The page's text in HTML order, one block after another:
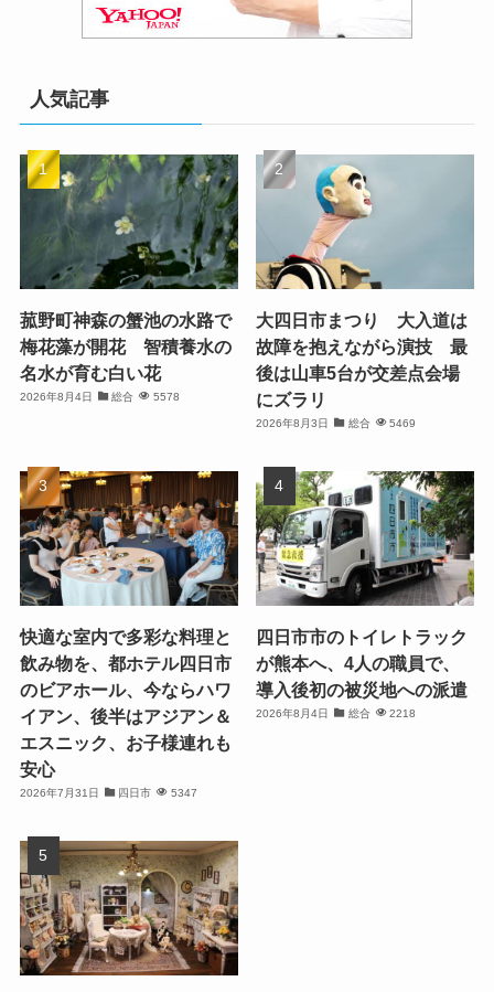
人気記事
菰野町神森の蟹池の水路で
梅花藻が開花 智積養水の
名水が育む白い花
2026年8月4日 総合 5578
大四日市まつり 大入道は
故障を抱えながら演技 最
後は山車5台が交差点会場
にズラリ
2026年8月3日 総合 5469
快適な室内で多彩な料理と
飲み物を、都ホテル四日市
のビアホール、今ならハワ
イアン、後半はアジアン＆
エスニック、お子様連れも
安心
2026年7月31日 四日市 5347
四日市市のトイレトラック
が熊本へ、4人の職員で、
導入後初の被災地への派遣
2026年8月4日 総合 2218